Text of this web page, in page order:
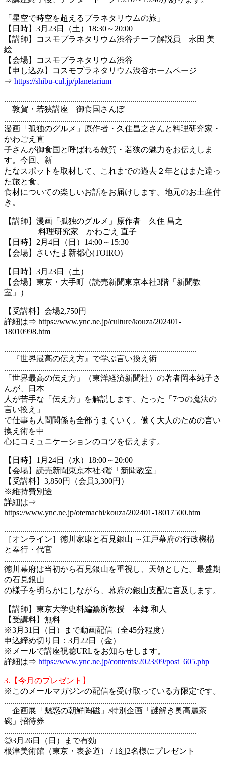
「星空で時空を超えるプラネタリウムの旅」
【日時】3月23日（土）18:30～20:00
【講師】コスモプラネタリウム渋谷チーフ解説員 永田 美
絵
【会場】コスモプラネタリウム渋谷
【申し込み】コスモプラネタリウム渋谷ホームページ
⇒ https://shibu-cul.jp/planetarium
................................................................................................
敦賀・若狭講座 御食国さんぽ
................................................................................................
漫画「孤独のグルメ」原作者・久住昌之さんと料理研究家・
かわごえ直
子さんが御食国と呼ばれる敦賀・若狭の魅力をお伝えしま
す。今回、新
たなスポットを取材して、これまでの過去２年とはまた違っ
た旅と食、
食材についての楽しいお話をお届けします。地元のお土産付
き。
【講師】漫画「孤独のグルメ」原作者 久住 昌之
料理研究家 かわごえ 直子
【日時】2月4日（日）14:00～15:30
【会場】さいたま新都心(TOIRO)
【日時】3月23日（土）
【会場】東京・大手町（読売新聞東京本社3階「新聞教
室」）
【受講料】会場2,750円
詳細は⇒ https://www.ync.ne.jp/culture/kouza/202401-
18010998.htm
................................................................................................
『世界最高の伝え方』で学ぶ言い換え術
................................................................................................
「世界最高の伝え方」（東洋経済新聞社）の著者岡本純子さ
んが、日本
人が苦手な「伝え方」を解説します。たった「7つの魔法の
言い換え」
で仕事も人間関係も全部うまくいく。働く大人のための言い
換え術を中
心にコミュニケーションのコツを伝えます。
【日時】1月24日（水）18:00～20:00
【会場】読売新聞東京本社3階「新聞教室」
【受講料】3,850円（会員3,300円）
※維持費別途
詳細は⇒
https://www.ync.ne.jp/otemachi/kouza/202401-18017500.htm
................................................................................................
［オンライン］徳川家康と石見銀山 ～江戸幕府の行政機構
と奉行・代官
................................................................................................
徳川幕府は当初から石見銀山を重視し、天領とした。最盛期
の石見銀山
の様子を明らかにしながら、幕府の銀山支配に言及します。
【講師】東京大学史料編纂所教授 本郷 和人
【受講料】無料
※3月31日（日）まで動画配信（全45分程度）
申込締め切り日：3月22日（金）
※メールで講座視聴URLをお知らせします。
詳細は⇒ https://www.ync.ne.jp/contents/2023/09/post_605.php
3.【今月のプレゼント】
※このメールマガジンの配信を受け取っている方限定です。
................................................................................................
企画展「魅惑の朝鮮陶磁」/特別企画「謎解き奥高麗茶
碗」招待券
................................................................................................
◎3月26日（日）まで有効
根津美術館（東京・表参道） / 1組2名様にプレゼント